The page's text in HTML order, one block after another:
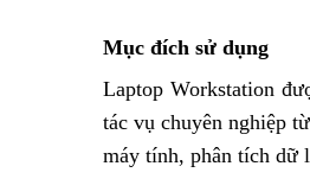
Mục đích sử dụng
Laptop Workstation
tác vụ chuyên nghiệp
máy tính, phân tích dữ